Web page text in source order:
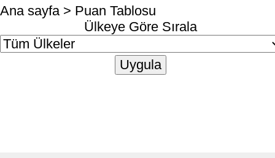
Ana sayfa> Puan Tablosu
Ülkeye Göre Sırala